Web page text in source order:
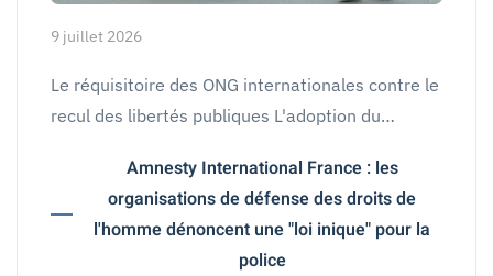
9 juillet 2026
Le réquisitoire des ONG internationales contre le
recul des libertés publiques L'adoption du…
Amnesty International France : les
organisations de défense des droits de
l'homme dénoncent une "loi inique" pour la
police